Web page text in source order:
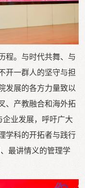
程。与时代共舞、与
开一群人的坚守与担
发展的各方力量致以
、产教融合和海外拓
企业发展，呼吁广大
学科的开拓者与践行
最讲情义的管理学